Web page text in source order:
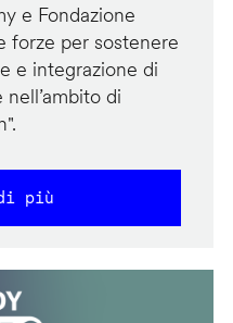
e Fondazione
forze per sostenere
e integrazione di
di
più